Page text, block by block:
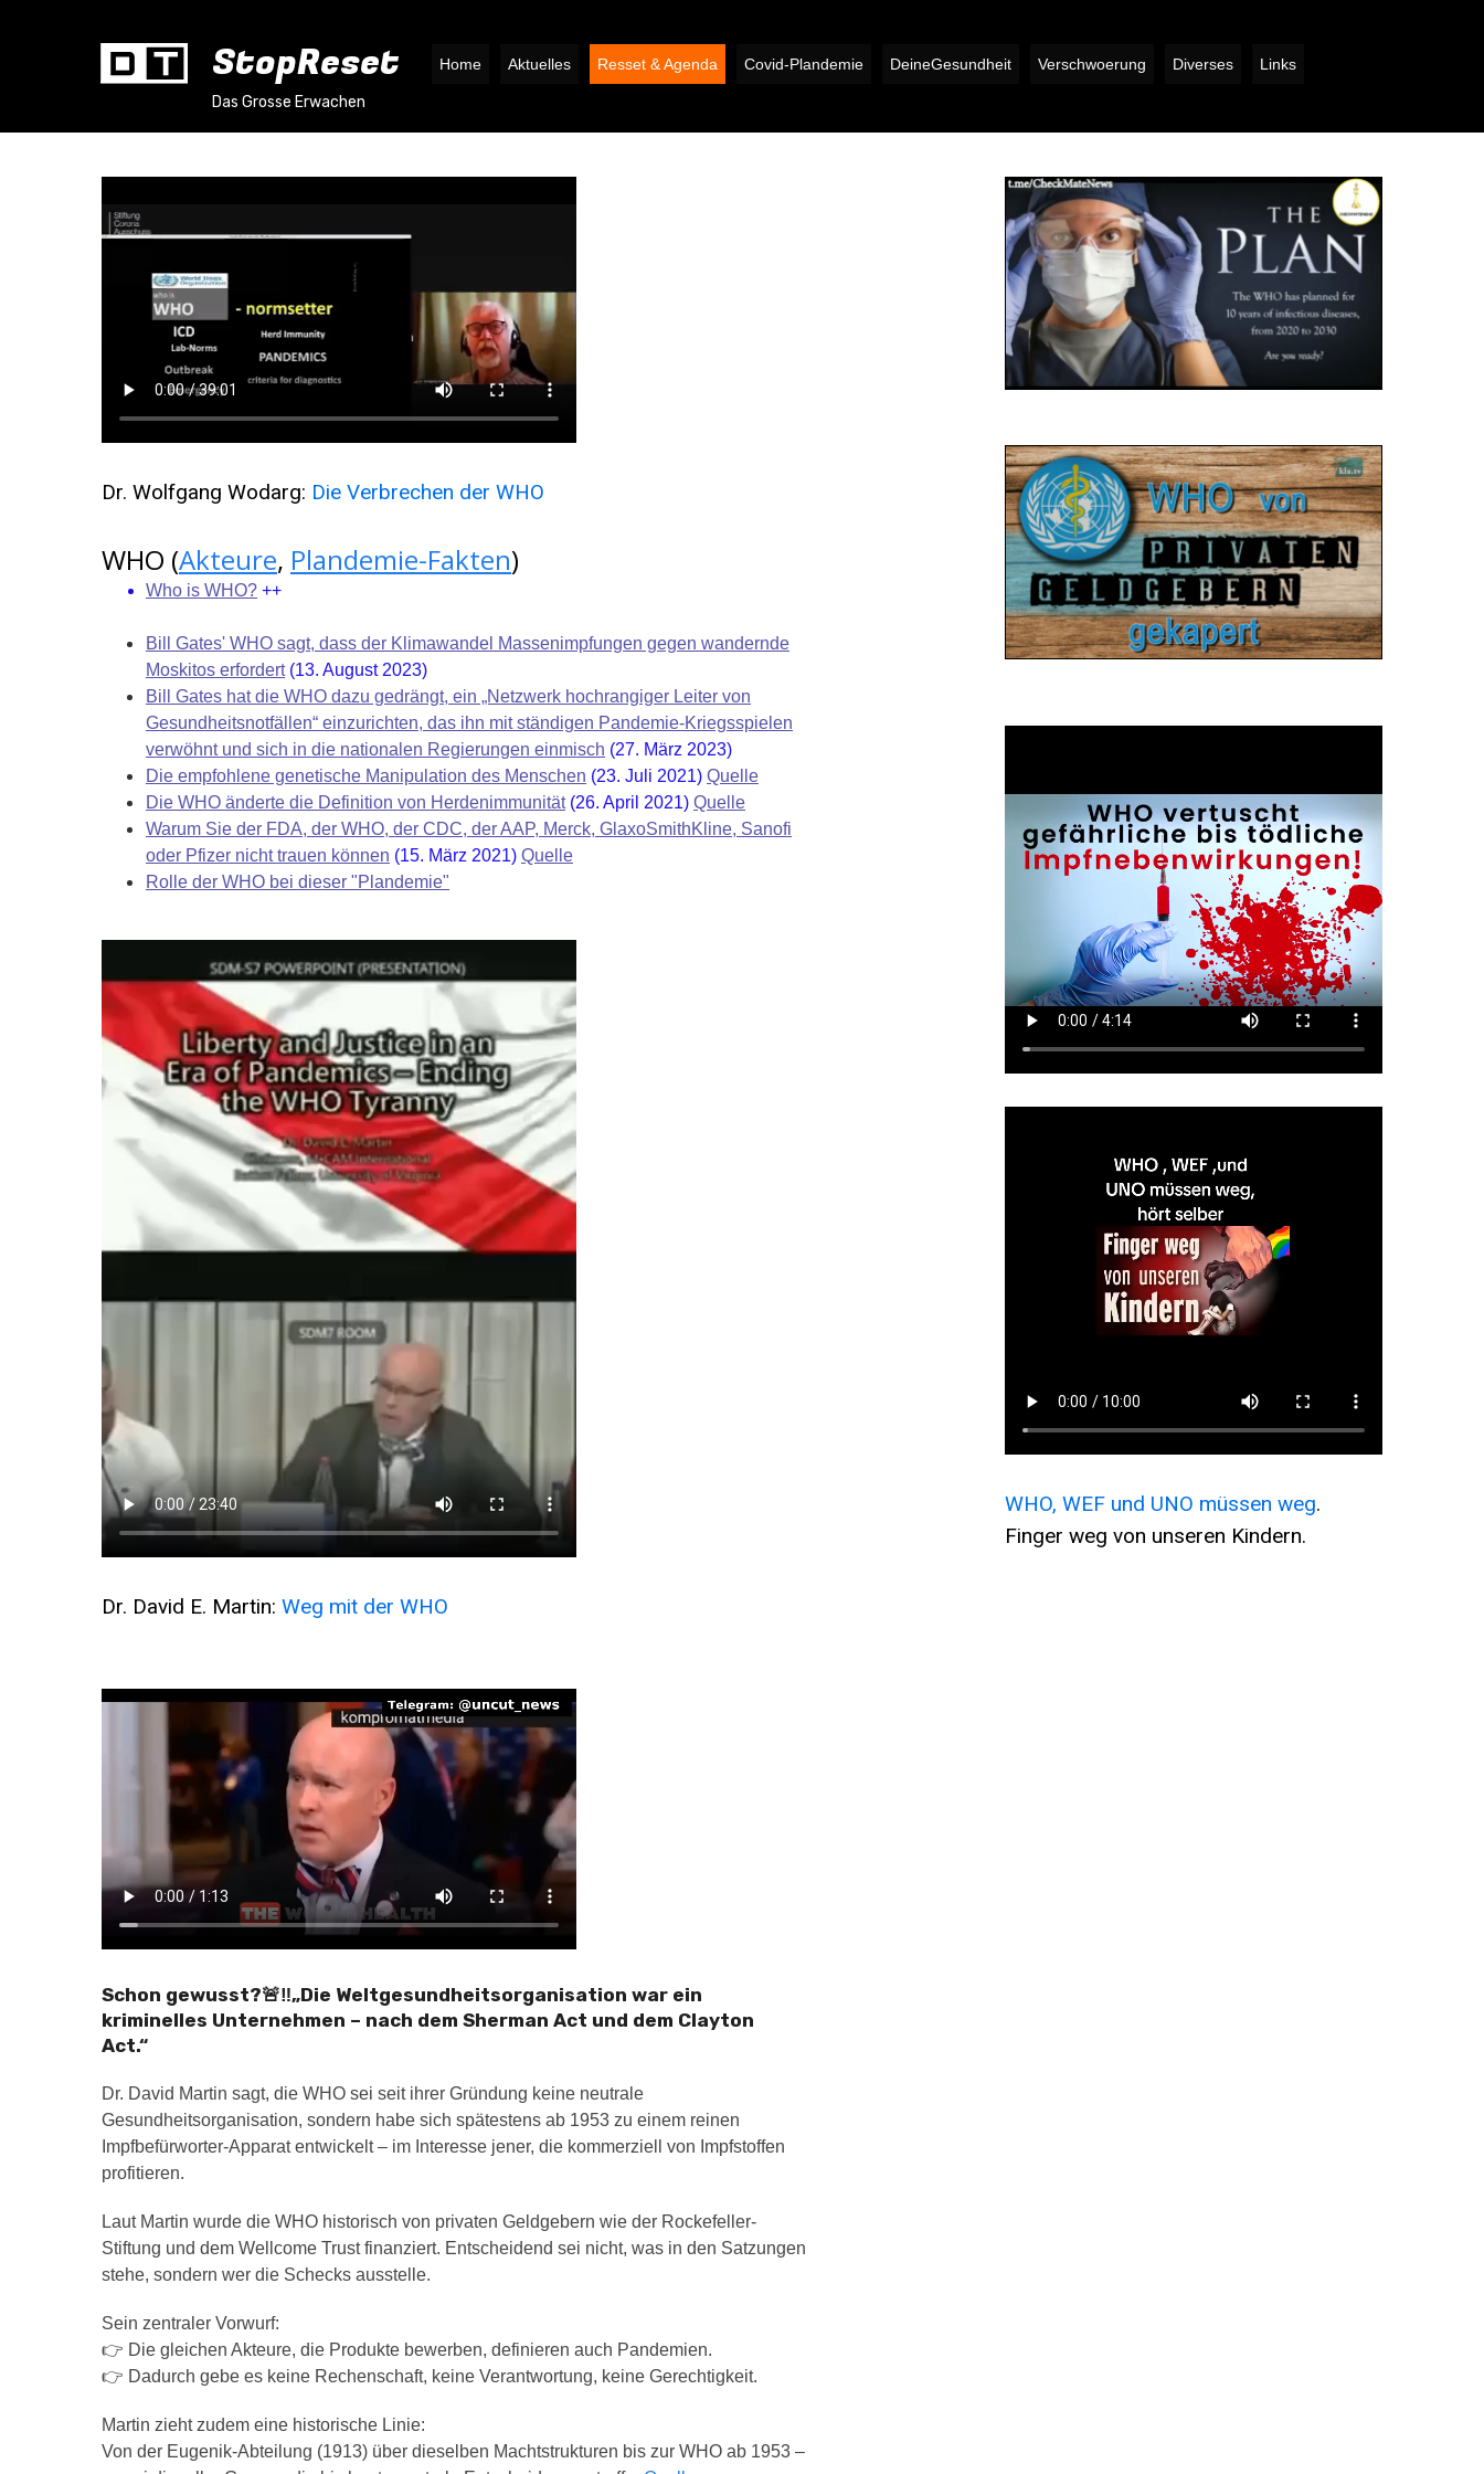
Das Grosse Erwachen
StopReset Home Aktuelles Resset & Agenda Covid-Plandemie DeineGesundheit Verschwoerung Diverses Links
Dr. Wolfgang Wodarg: Die Verbrechen der WHO
WHO (Akteure, Plandemie-Fakten)
Who is WHO? ++
Bill Gates' WHO sagt, dass der Klimawandel Massenimpfungen gegen wandernde
Moskitos erfordert(13. August 2023)
Bill Gates hat die WHO dazu gedrängt, ein „Netzwerk hochrangiger Leiter von
Gesundheitsnotfällen“ einzurichten, das ihn mit ständigen Pandemie-Kriegsspielen
verwöhnt und sich in die nationalen Regierungen einmisch (27. März 2023)
Die empfohlene genetische Manipulation des Menschen (23. Juli 2021) Quelle
Die WHO änderte die Definition von Herdenimmunität(26. April 2021) Quelle
Warum Sie der FDA, der WHO, der CDC, der AAP, Merck, GlaxoSmithKline, Sanofi
oder Pfizer nicht trauen können (15. März 2021) Quelle
Rolle der WHO bei dieser "Plandemie"
Dr. David E. Martin: Weg mit der WHO
Schon gewusst?🚨‼️„Die Weltgesundheitsorganisation war ein
kriminelles Unternehmen – nach dem Sherman Act und dem Clayton
Act.“
Dr. David Martin sagt, die WHO sei seit ihrer Gründung keine neutrale
Gesundheitsorganisation, sondern habe sich spätestens ab 1953 zu einem reinen
Impfbefürworter-Apparat entwickelt – im Interesse jener, die kommerziell von Impfstoffen
profitieren.
Laut Martin wurde die WHO historisch von privaten Geldgebern wie der Rockefeller-
Stiftung und dem Wellcome Trust finanziert. Entscheidend sei nicht, was in den Satzungen
stehe, sondern wer die Schecks ausstelle.
Sein zentraler Vorwurf:
👉 Die gleichen Akteure, die Produkte bewerben, definieren auch Pandemien.
👉 Dadurch gebe es keine Rechenschaft, keine Verantwortung, keine Gerechtigkeit.
Martin zieht zudem eine historische Linie:
Von der Eugenik-Abteilung (1913) über dieselben Machtstrukturen bis zur WHO ab 1953 –
WHO, WEF und UNO müssen weg.
Finger weg von unseren Kindern.